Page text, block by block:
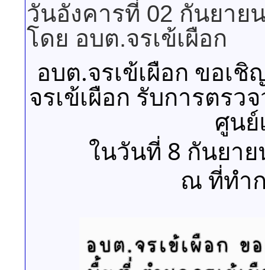
วันอังคารที่ 02 กันยาย
โดย อบต.จรเข้เผือก
อบต.จรเข้เผือก ขอเ
จรเข้เผือก รับการตร
ศูน
ในวันที่ 8 กันยาย
ณ ที่ทำ